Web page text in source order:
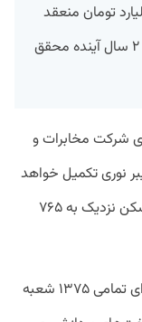
به ارزش ۲ هزار میلیارد تومان منعقد
کردند. طبق پیش‌بینی‌ها، این دو پروژه طی ۲ سال آینده محقق
شرکت مخابرات و
نوری تکمیل خواهد
شد. تاکنون از یک هزار و ۳۷۵ شعب بانک مسکن نزدیک به ۷۶۵
ارائه خدمات پایداری شبکه و ارتباطات داده برای تمامی ۱۳۷۵ شعبه